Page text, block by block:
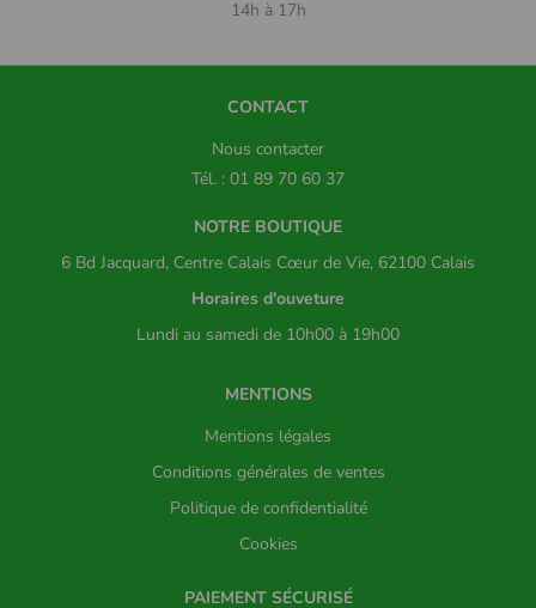
14h à 17h
CONTACT
Nous contacter
Tél. : 01 89 70 60 37
NOTRE BOUTIQUE
6 Bd Jacquard, Centre Calais Cœur de Vie, 62100 Calais
Horaires d'ouveture
Lundi au samedi de 10h00 à 19h00
MENTIONS
Mentions légales
Conditions générales de ventes
Politique de confidentialité
Cookies
PAIEMENT SÉCURISÉ